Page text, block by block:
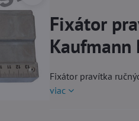
Fixátor
Kaufmann
Fixátor pravítka
viac